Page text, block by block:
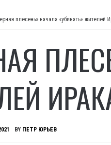
плесень» начала «убивать» жителей
BY ПЕТР ЮРЬЕВ